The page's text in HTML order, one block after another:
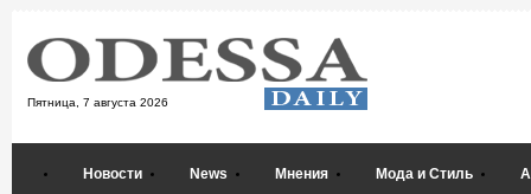
Пятница, 7 августа 2026
Новости News Мнения Мода и Стиль